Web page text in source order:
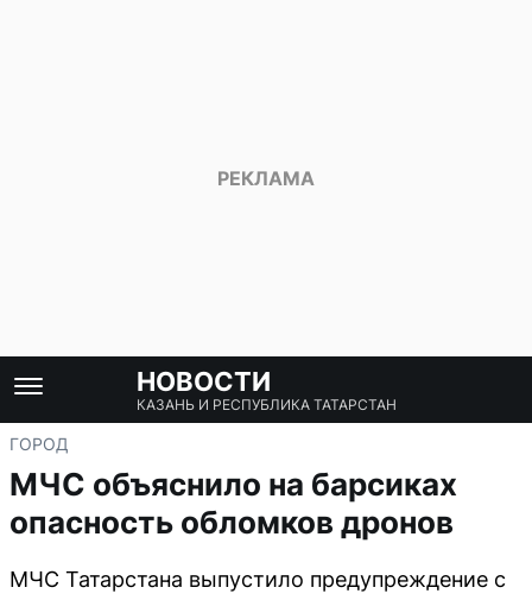
НОВОСТИ
КАЗАНЬ И РЕСПУБЛИКА ТАТАРСТАН
ГОРОД
МЧС объяснило на барсиках
опасность обломков дронов
МЧС Татарстана выпустило предупреждение с